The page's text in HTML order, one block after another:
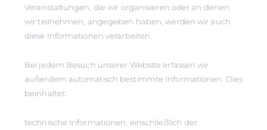
Veranstaltungen, die wir organisieren oder an denen
wir teilnehmen, angegeben haben, werden wir auch
diese Informationen verarbeiten.
Bei jedem Besuch unserer Website erfassen wir
außerdem automatisch bestimmte Informationen. Dies
beinhaltet:
technische Informationen, einschließlich der